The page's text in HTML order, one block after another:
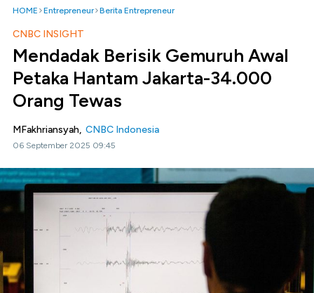
HOME Entrepreneur Berita Entrepreneur
CNBC INSIGHT
Mendadak Berisik Gemuruh Awal
Petaka Hantam Jakarta-34.000
Orang Tewas
MFakhriansyah, CNBC Indonesia
06 September 2025 09:45